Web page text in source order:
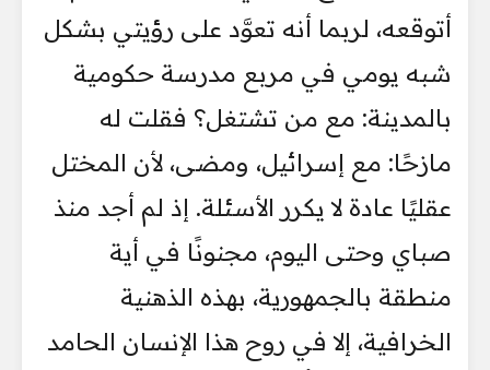
أتوقعه، لربما أنه تعوَّد على رؤيتي بشكل
شبه يومي في مربع مدرسة حكومية
بالمدينة: مع من تشتغل؟ فقلت له
مازحًا: مع إسرائيل، ومضى، لأن المختل
عقليًا عادة لا يكرر الأسئلة. إذ لم أجد منذ
صباي وحتى اليوم، مجنونًا في أية
منطقة بالجمهورية، بهذه الذهنية
الخرافية، إلا في روح هذا الإنسان الحامد